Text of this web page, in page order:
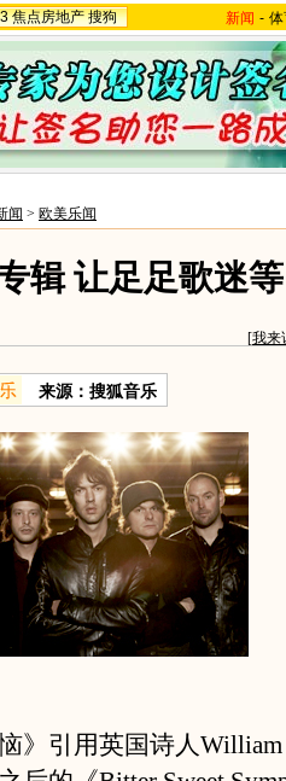
焦点房地产 搜狗 新闻 -
闻 > 欧美乐闻
辑 让足足歌迷
[我来
来源：搜狐音乐
引用英国诗人William